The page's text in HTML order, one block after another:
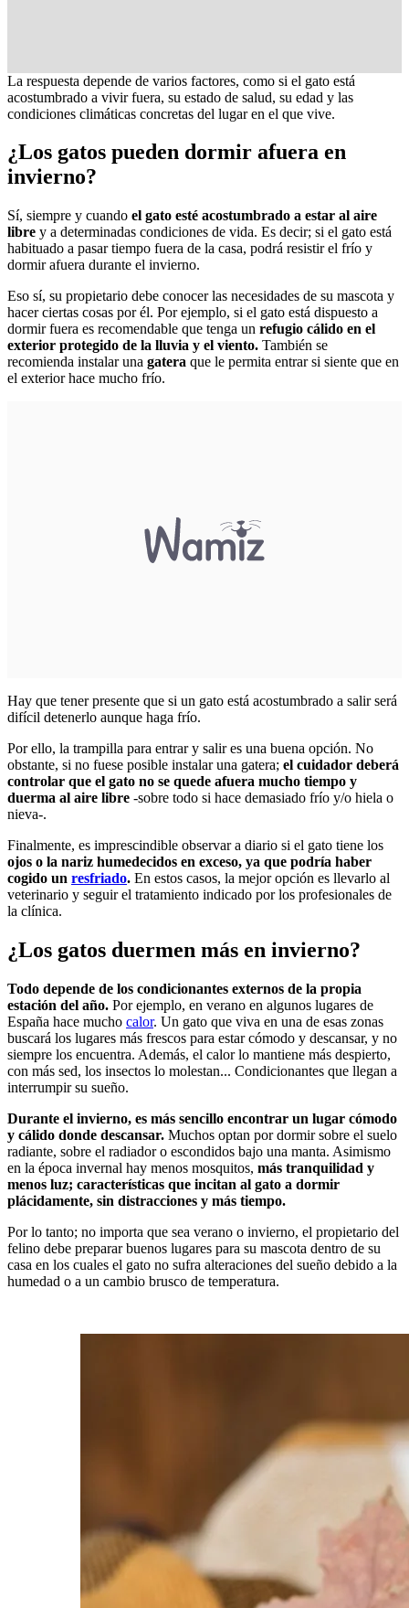
La respuesta depende de varios factores, como si el gato está
acostumbrado a vivir fuera, su estado de salud, su edad y las
condiciones climáticas concretas del lugar en el que vive.
¿Los gatos pueden dormir afuera en
invierno?
Sí, siempre y cuando el gato esté acostumbrado a estar al aire
libre y a determinadas condiciones de vida. Es decir; si el gato está
habituado a pasar tiempo fuera de la casa, podrá resistir el frío y
dormir afuera durante el invierno.
Eso sí, su propietario debe conocer las necesidades de su mascota y
hacer ciertas cosas por él. Por ejemplo, si el gato está dispuesto a
dormir fuera es recomendable que tenga un refugio cálido en el
exterior protegido de la lluvia y el viento. También se
recomienda instalar una gatera que le permita entrar si siente que en
el exterior hace mucho frío.
Hay que tener presente que si un gato está acostumbrado a salir será
difícil detenerlo aunque haga frío.
Por ello, la trampilla para entrar y salir es una buena opción. No
obstante, si no fuese posible instalar una gatera; el cuidador deberá
controlar que el gato no se quede afuera mucho tiempo y
duerma al aire libre -sobre todo si hace demasiado frío y/o hiela o
nieva-.
Finalmente, es imprescindible observar a diario si el gato tiene los
ojos o la nariz humedecidos en exceso, ya que podría haber
cogido un resfriado. En estos casos, la mejor opción es llevarlo al
veterinario y seguir el tratamiento indicado por los profesionales de
la clínica.
¿Los gatos duermen más en invierno?
Todo depende de los condicionantes externos de la propia
estación del año. Por ejemplo, en verano en algunos lugares de
España hace mucho calor. Un gato que viva en una de esas zonas
buscará los lugares más frescos para estar cómodo y descansar, y no
siempre los encuentra. Además, el calor lo mantiene más despierto,
con más sed, los insectos lo molestan... Condicionantes que llegan a
interrumpir su sueño.
Durante el invierno, es más sencillo encontrar un lugar cómodo
y cálido donde descansar. Muchos optan por dormir sobre el suelo
radiante, sobre el radiador o escondidos bajo una manta. Asimismo
en la época invernal hay menos mosquitos, más tranquilidad y
menos luz; características que incitan al gato a dormir
plácidamente, sin distracciones y más tiempo.
Por lo tanto; no importa que sea verano o invierno, el propietario del
felino debe preparar buenos lugares para su mascota dentro de su
casa en los cuales el gato no sufra alteraciones del sueño debido a la
humedad o a un cambio brusco de temperatura.